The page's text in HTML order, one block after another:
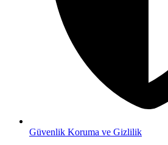
Güvenlik Koruma ve Gizlilik